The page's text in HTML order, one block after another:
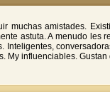
muchas amistades.
astuta. A menudo les
Inteligentes,
My influenciables.